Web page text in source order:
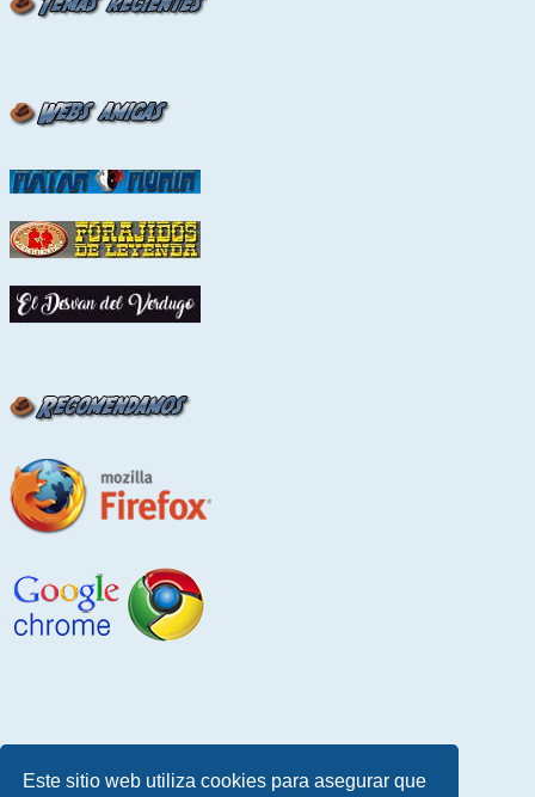
Este sitio web utiliza cookies para asegurar que